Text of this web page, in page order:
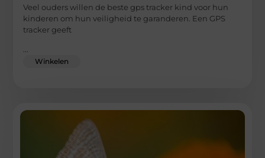
Veel ouders willen de beste gps tracker kind voor hun
kinderen om hun veiligheid te garanderen. Een GPS
tracker geeft
...
Winkelen